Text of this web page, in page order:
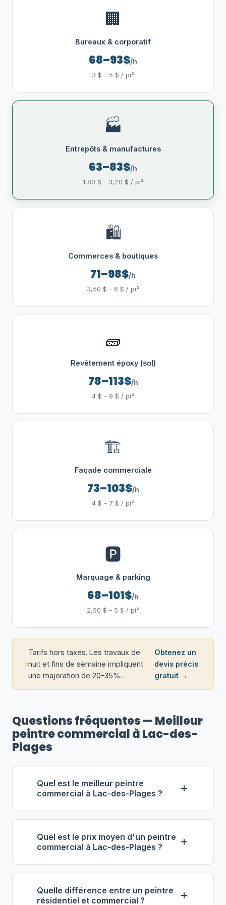
🏢
Bureaux & corporatif
68–93$/h
3 $ – 5 $ / pi²
🏭
Entrepôts & manufactures
63–83$/h
1,80 $ – 3,20 $ / pi²
🛍️
Commerces & boutiques
71–98$/h
3,50 $ – 6 $ / pi²
🧱
Revêtement époxy (sol)
78–113$/h
4 $ – 9 $ / pi²
🏗️
Façade commerciale
73–103$/h
4 $ – 7 $ / pi²
🅿️
Marquage & parking
68–101$/h
2,50 $ – 5 $ / pi²
Tarifs hors taxes. Les travaux de
nuit et fins de semaine impliquent
une majoration de 20–35%.
Obtenez un
devis précis
gratuit →
Questions fréquentes — Meilleur
peintre commercial à Lac-des-
Plages
Quel est le meilleur peintre
commercial à Lac-des-Plages ?
Selon notre classement,Tanguay
Peinture Commerciale inc.
(propriétaire : Olivier Tanguay) se
entrepreneur commercial à Lac-des-
Plages. Note : 4.6/5 (83 avis), 12 ans
d'expérience, équipe de 8 employés.
Quel est le prix moyen d'un peintre
commercial à Lac-des-Plages ?
À Lac-des-Plages, les entrepreneurs
en peinture commerciale facturent
entre63 $ et 93 $ de l'heure
Quelle différence entre un peintre
résidentiel et commercial ?